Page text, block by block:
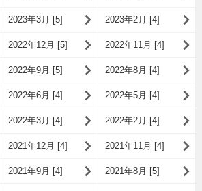
2023年3月 [5] 2023年2月 [4]
2022年12月 [5] 2022年11月 [4]
2022年9月 [5] 2022年8月 [4]
2022年6月 [4] 2022年5月 [4]
2022年3月 [4] 2022年2月 [4]
2021年12月 [4] 2021年11月 [4]
2021年9月 [4] 2021年8月 [5]